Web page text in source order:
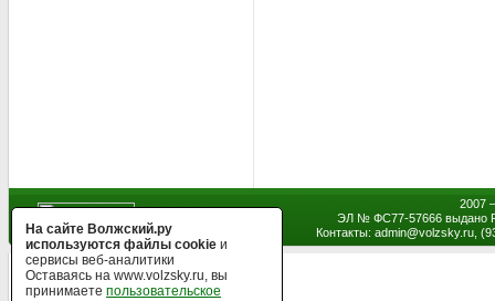
2007
ЭЛ № ФС77-57666 выдано
Контакты: admin@volzsky.ru,
На сайте Волжский.ру
используются файлы cookie и
сервисы веб-аналитики
Оставаясь на www.volzsky.ru, вы
принимаете пользовательское